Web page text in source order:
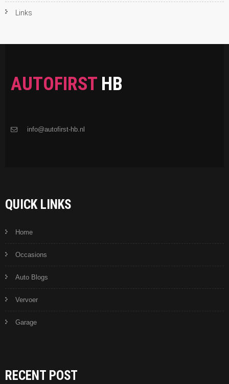
Links
AUTOFIRST HB
info@autofirst-hb.nl
QUICK LINKS
Home
Occasions
Auto Blogs
Vervoer
Garage
RECENT POST